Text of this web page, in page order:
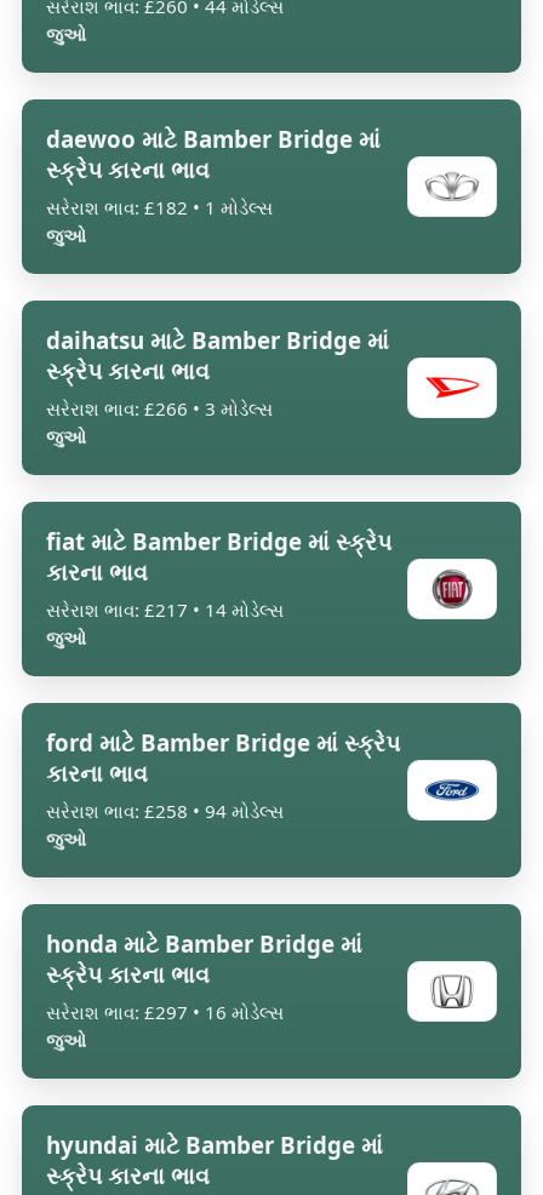
સરેરાશ ભાવ: £260 • 44 મોડેલ્સ
જુઓ
daewoo માટે Bamber Bridge માં
સ્ક્રેપ કારના ભાવ
સરેરાશ ભાવ: £182 • 1 મોડેલ્સ
જુઓ
daihatsu માટે Bamber Bridge માં
સ્ક્રેપ કારના ભાવ
સરેરાશ ભાવ: £266 • 3 મોડેલ્સ
જુઓ
fiat માટે Bamber Bridge માં સ્ક્રેપ
કારના ભાવ
સરેરાશ ભાવ: £217 • 14 મોડેલ્સ
જુઓ
ford માટે Bamber Bridge માં સ્ક્રેપ
કારના ભાવ
સરેરાશ ભાવ: £258 • 94 મોડેલ્સ
જુઓ
honda માટે Bamber Bridge માં
સ્ક્રેપ કારના ભાવ
સરેરાશ ભાવ: £297 • 16 મોડેલ્સ
જુઓ
hyundai માટે Bamber Bridge માં
સ્ક્રેપ કારના ભાવ